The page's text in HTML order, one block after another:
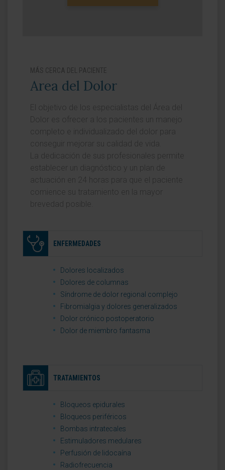
MÁS CERCA DEL PACIENTE
Area del Dolor
El objetivo de los especialistas del Área del
Dolor es ofrecer a los pacientes un manejo
completo e individualizado del dolor para
conseguir mejorar su calidad de vida.
La dedicación de sus profesionales permite
establecer un diagnóstico y un plan de
actuación en 24 horas para que el paciente
comience su tratamiento en la mayor
brevedad posible.
ENFERMEDADES
Dolores localizados
Dolores de columnas
Síndrome de dolor regional complejo
Fibromialgia y dolores generalizados
Dolor crónico postoperatorio
Dolor de miembro fantasma
TRATAMIENTOS
Bloqueos epidurales
Bloqueos periféricos
Bombas intratecales
Estimuladores medulares
Perfusión de lidocaína
Radiofrecuencia